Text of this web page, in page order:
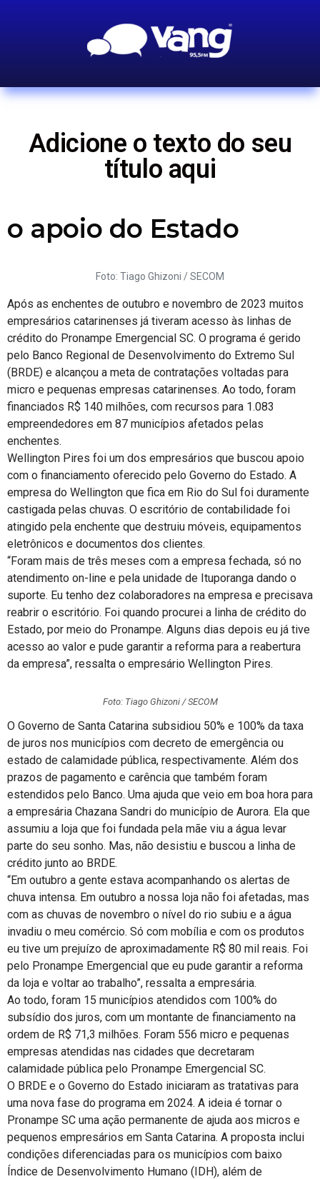
Adicione o texto do seu
título aqui
o apoio do Estado
Foto: Tiago Ghizoni / SECOM
Após as enchentes de outubro e novembro de 2023 muitos
empresários catarinenses já tiveram acesso às linhas de
crédito do Pronampe Emergencial SC. O programa é gerido
pelo Banco Regional de Desenvolvimento do Extremo Sul
(BRDE) e alcançou a meta de contratações voltadas para
micro e pequenas empresas catarinenses. Ao todo, foram
financiados R$ 140 milhões, com recursos para 1.083
empreendedores em 87 municípios afetados pelas
enchentes.
Wellington Pires foi um dos empresários que buscou apoio
com o financiamento oferecido pelo Governo do Estado. A
empresa do Wellington que fica em Rio do Sul foi duramente
castigada pelas chuvas. O escritório de contabilidade foi
atingido pela enchente que destruiu móveis, equipamentos
eletrônicos e documentos dos clientes.
“Foram mais de três meses com a empresa fechada, só no
atendimento on-line e pela unidade de Ituporanga dando o
suporte. Eu tenho dez colaboradores na empresa e precisava
reabrir o escritório. Foi quando procurei a linha de crédito do
Estado, por meio do Pronampe. Alguns dias depois eu já tive
acesso ao valor e pude garantir a reforma para a reabertura
da empresa”, ressalta o empresário Wellington Pires.
Foto: Tiago Ghizoni / SECOM
O Governo de Santa Catarina subsidiou 50% e 100% da taxa
de juros nos municípios com decreto de emergência ou
estado de calamidade pública, respectivamente. Além dos
prazos de pagamento e carência que também foram
estendidos pelo Banco. Uma ajuda que veio em boa hora para
a empresária Chazana Sandri do município de Aurora. Ela que
assumiu a loja que foi fundada pela mãe viu a água levar
parte do seu sonho. Mas, não desistiu e buscou a linha de
crédito junto ao BRDE.
“Em outubro a gente estava acompanhando os alertas de
chuva intensa. Em outubro a nossa loja não foi afetadas, mas
com as chuvas de novembro o nível do rio subiu e a água
invadiu o meu comércio. Só com mobília e com os produtos
eu tive um prejuízo de aproximadamente R$ 80 mil reais. Foi
pelo Pronampe Emergencial que eu pude garantir a reforma
da loja e voltar ao trabalho”, ressalta a empresária.
Ao todo, foram 15 municípios atendidos com 100% do
subsídio dos juros, com um montante de financiamento na
ordem de R$ 71,3 milhões. Foram 556 micro e pequenas
empresas atendidas nas cidades que decretaram
calamidade pública pelo Pronampe Emergencial SC.
O BRDE e o Governo do Estado iniciaram as tratativas para
uma nova fase do programa em 2024. A ideia é tornar o
Pronampe SC uma ação permanente de ajuda aos micros e
pequenos empresários em Santa Catarina. A proposta inclui
condições diferenciadas para os municípios com baixo
Índice de Desenvolvimento Humano (IDH), além de